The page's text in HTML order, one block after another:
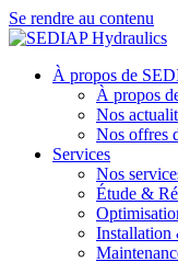
Se rendre au contenu
À propos de
À propos
Nos
Nos offres
Services
Nos
Étude &
Installation